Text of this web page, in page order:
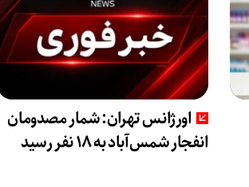
اورژانس تهران: شمار مصدومان
انفجار شمس‌آباد به ۱۸ نفر رسید